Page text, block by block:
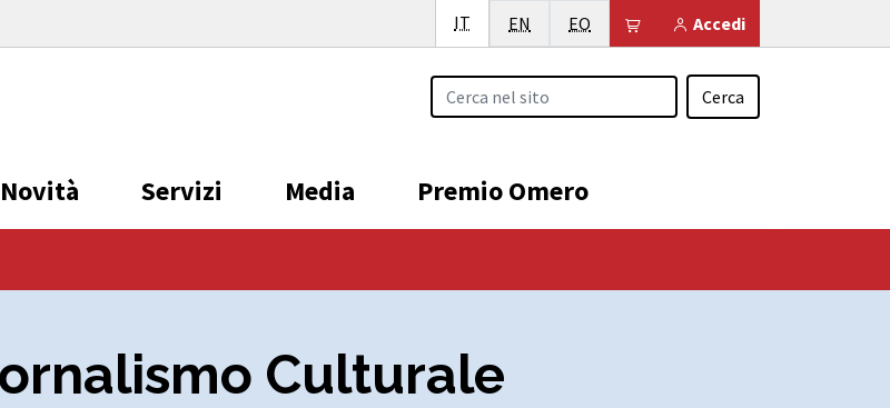
Accedi
Il tuo carrello è vuoto
IT Italiano
EN English
EO Esperanto
Cerca
Novità Servizi Media Premio Omero
Culturale